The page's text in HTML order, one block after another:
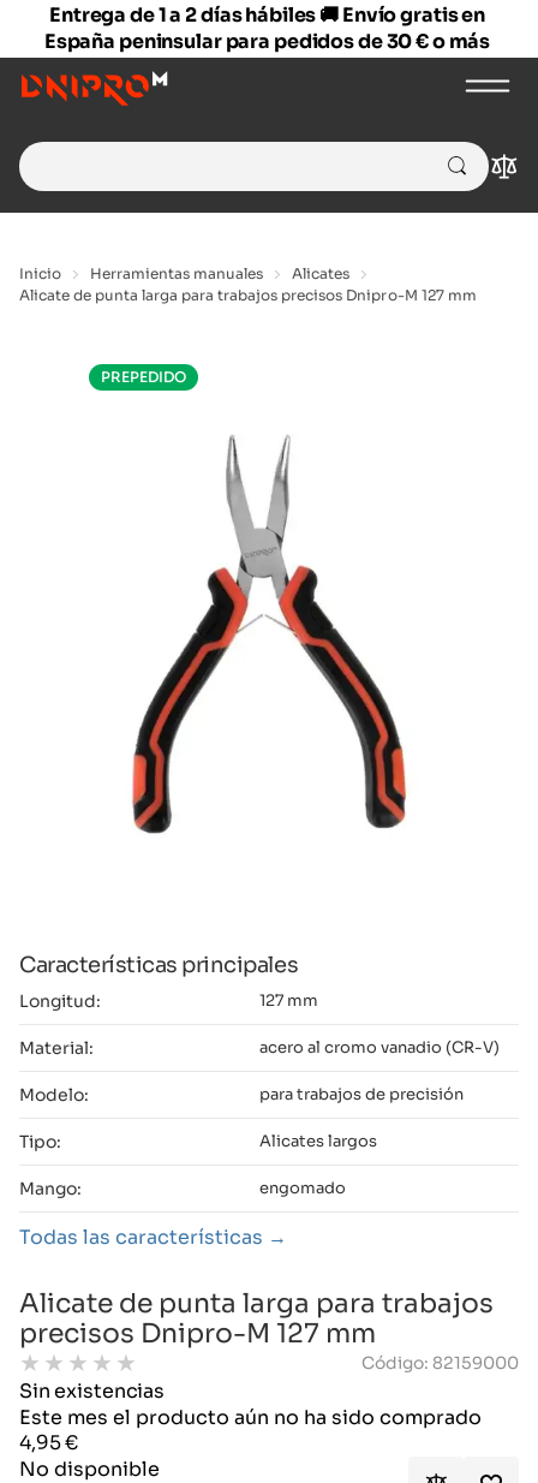
Entrega de 1 a 2 días hábiles 🚚 Envío gratis en
España peninsular para pedidos de 30 € o más
Search
for:
Inicio Herramientas manuales
Alicates
Alicate de punta larga para trabajos precisos Dnipro-M 127 mm
PREPEDIDO
Características principales
Longitud: 127 mm
Material: acero al cromo vanadio (CR-V)
Modelo: para trabajos de precisión
Tipo: Alicates largos
Mango: engomado
Todas las características
Alicate de punta larga para trabajos
precisos Dnipro-M 127 mm
★ ★ ★ ★ ★ Código: 82159000
Sin existencias
Este mes el producto aún no ha sido comprado
4,95€
No disponible